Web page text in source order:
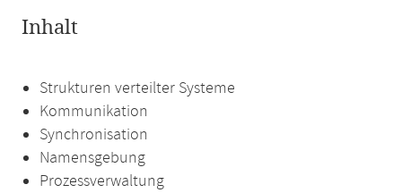
Inhalt
Strukturen verteilter Systeme
Kommunikation
Synchronisation
Namensgebung
Prozessverwaltung